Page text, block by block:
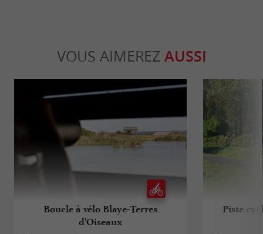
VOUS AIMEREZ AUSSI
Boucle à vélo Blaye-Terres
d'Oiseaux
Piste